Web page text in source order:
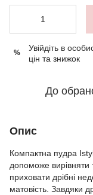
%
Увійдіть в
цін та знижок
До
Опис
Компактна пудра
допоможе вирівняти
приховати дрібні
матовість. Завдяки